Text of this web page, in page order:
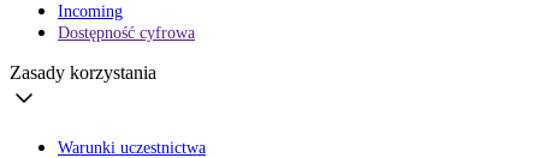
Incoming
Dostępność cyfrowa
Zasady korzystania
Warunki uczestnictwa